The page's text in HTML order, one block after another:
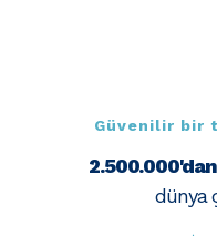
Güvenilir bir
dünya